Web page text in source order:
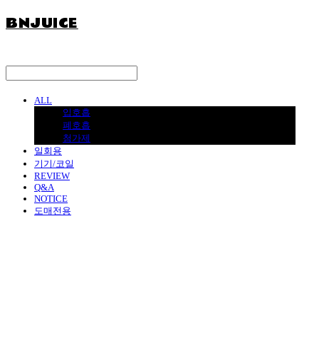
BNJUICE
ALL
입호흡
폐호흡
첨가제
일회용
기기/코일
REVIEW
Q&A
NOTICE
도매전용